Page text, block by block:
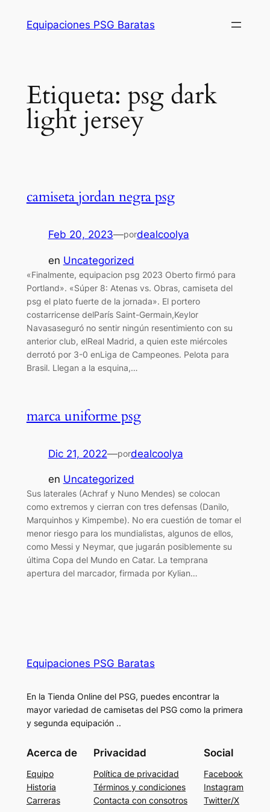
Equipaciones PSG Baratas
Etiqueta: psg dark
light jersey
camiseta jordan negra psg
Feb 20, 2023—pordealcoolya
en Uncategorized
«Finalmente, equipacion psg 2023 Oberto firmó para
Portland». «Súper 8: Atenas vs. Obras, camiseta del
psg el plato fuerte de la jornada». El portero
costarricense delParís Saint-Germain,Keylor
Navasaseguró no sentir ningún resentimiento con su
anterior club, elReal Madrid, a quien este miércoles
derrotó por 3-0 enLiga de Campeones. Pelota para
Brasil. Llegan a la esquina,…
marca uniforme psg
Dic 21, 2022—pordealcoolya
en Uncategorized
Sus laterales (Achraf y Nuno Mendes) se colocan
como extremos y cierran con tres defensas (Danilo,
Marquinhos y Kimpembe). No era cuestión de tomar el
menor riesgo para los mundialistas, algunos de ellos,
como Messi y Neymar, que jugarán posiblemente su
última Copa del Mundo en Catar. La temprana
apertura del marcador, firmada por Kylian…
Equipaciones PSG Baratas
En la Tienda Online del PSG, puedes encontrar la
mayor variedad de camisetas del PSG como la primera
y segunda equipación ..
Acerca de
Equipo
Historia
Carreras
Privacidad
Política de privacidad
Términos y condiciones
Contacta con consotros
Social
Facebook
Instagram
Twitter/X